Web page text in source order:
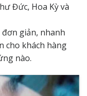
Đức, Hoa Kỳ và
giản, nhanh
cho khách hàng
nào.